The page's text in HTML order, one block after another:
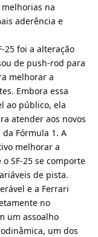
na
aderência e
25 foi a alteração
de push-rod para
melhorar a
Embora essa
ao público, ela
atender aos novos
Fórmula 1. A
melhorar a
SF-25 se comporte
de pista.
e a Ferrari
no
um assoalho
um dos